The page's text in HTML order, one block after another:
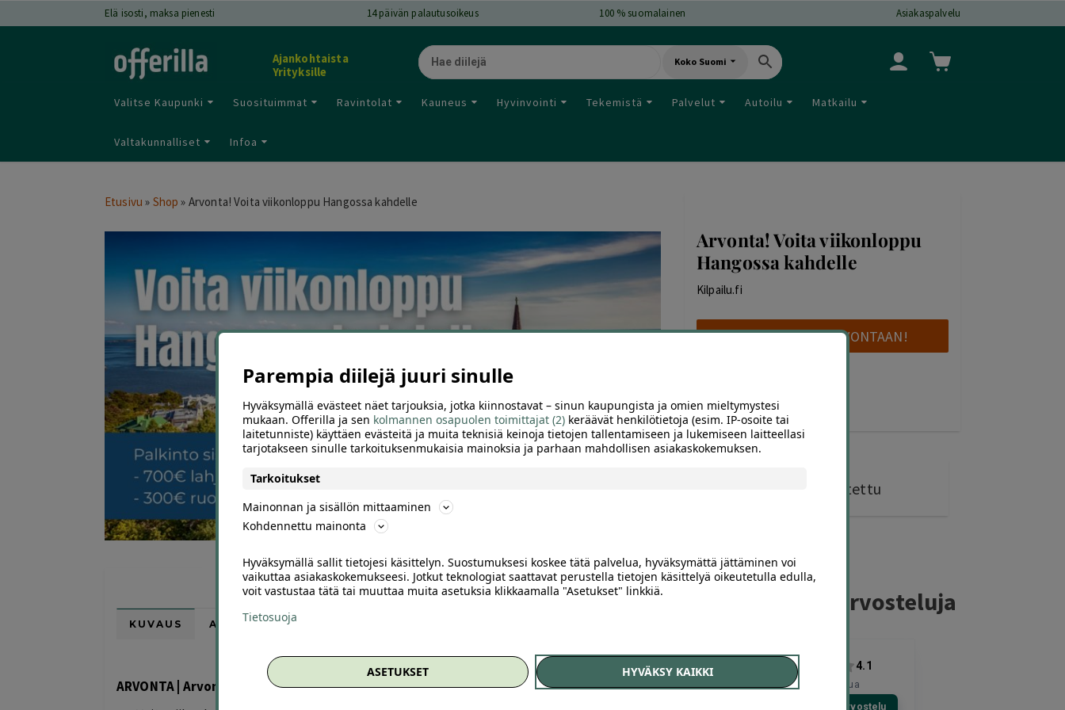
Elä isosti, maksa pienesti 14päivän palautusoikeus 100 % suomalainen Asiakaspalvelu
Ajankohtaista
Yrityksille
Koko Suomi
Valitse Kaupunki Suosituimmat Ravintolat Kauneus Hyvinvointi Tekemistä Palvelut Autoilu Matkailu
Valtakunnalliset Infoa
Etusivu » Shop » Arvonta! Voita viikonloppu Hangossa kahdelle
KUVAUS ARVIOT (0)
ARVONTA | Arvonta! Voita viikonloppu Hangossa kahdelle
Arvonta! Voita viikonloppu
Hangossa kahdelle
Kilpailu.fi
OSALLISTU ARVONTAAN!
ostettu
Offerillaajien arvosteluja
4.1
4663 arvostelua
Kirjoita arvostelu
Parempia diilejä juuri sinulle
Hyväksymällä evästeet näet tarjouksia, jotka kiinnostavat – sinun kaupungista ja omien mieltymystesi
mukaan. Offerilla ja sen kolmannen osapuolen toimittajat (2) keräävät henkilötietoja (esim. IP-osoite tai
laitetunniste) käyttäen evästeitä ja muita teknisiä keinoja tietojen tallentamiseen ja lukemiseen laitteellasi
tarjotakseen sinulle tarkoituksenmukaisia mainoksia ja parhaan mahdollisen asiakaskokemuksen.
Tarkoitukset
Mainonnan ja sisällön mittaaminen
Kohdennettu mainonta
Hyväksymällä sallit tietojesi käsittelyn. Suostumuksesi koskee tätä palvelua, hyväksymättä jättäminen voi
vaikuttaa asiakaskokemukseesi. Jotkut teknologiat saattavat perustella tietojen käsittelyä oikeutetulla edulla,
voit vastustaa tätä tai muuttaa muita asetuksia klikkaamalla "Asetukset" linkkiä.
Tietosuoja
ASETUKSET HYVÄKSY KAIKKI